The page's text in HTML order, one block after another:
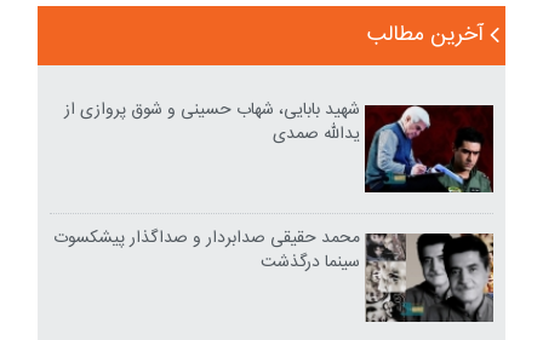
آخرین مطالب
شهید بابایی، شهاب حسینی و شوق پروازی از
یدالله صمدی
محمد حقیقی صدابردار و صداگذار پیشکسوت
سینما درگذشت